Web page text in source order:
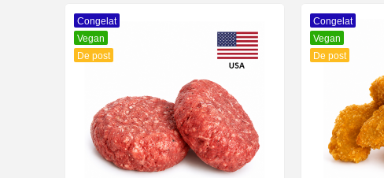
Congelat
Vegan
De post
Congelat
Vegan
De post